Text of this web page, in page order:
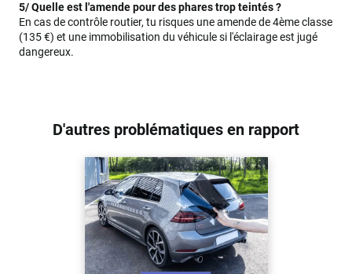
5/ Quelle est l'amende pour des phares trop teintés ?
En cas de contrôle routier, tu risques une amende de 4ème classe
(135 €) et une immobilisation du véhicule si l'éclairage est jugé
dangereux.
D'autres problématiques en rapport